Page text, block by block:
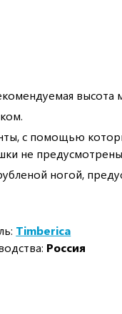
высота
с помощью
не
рубленой ногой,
Timberica
Россия